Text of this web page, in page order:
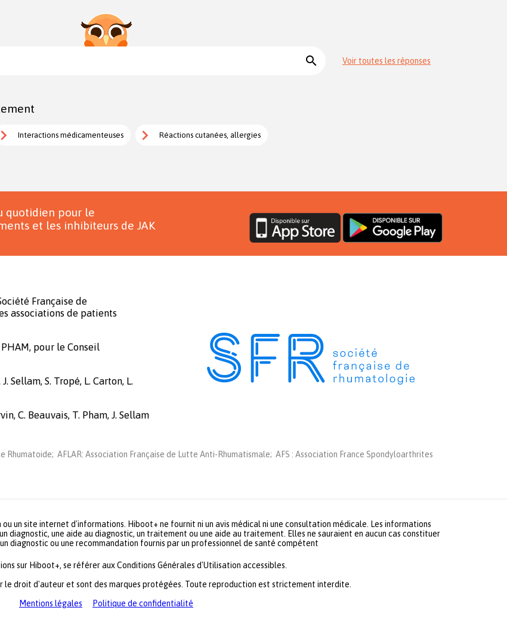
search Voir toutes les réponses
Interactions médicamenteuses Réactions cutanées, allergies
quotidien pour le
et les inhibiteurs de JAK
Française de
associations de patients
PHAM, pour le Conseil
Sellam, S. Tropé, L. Carton, L.
C. Beauvais, T. Pham, J. Sellam
AFLAR: Association Française de Lutte Anti-Rhumatismale; AFS : Association France Spondyloarthrites
un site internet d'informations. Hiboot+ ne fournit ni un avis médical ni une consultation médicale. Les informations
diagnostic, une aide au diagnostic, un traitement ou une aide au traitement. Elles ne sauraient en aucun cas constituer
diagnostic ou une recommandation fournis par un professionnel de santé compétent
sur Hiboot+, se référer aux Conditions Générales d'Utilisation accessibles.
le droit d'auteur et sont des marques protégées. Toute reproduction est strictement interdite.
Mentions légales
Politique de confidentialité